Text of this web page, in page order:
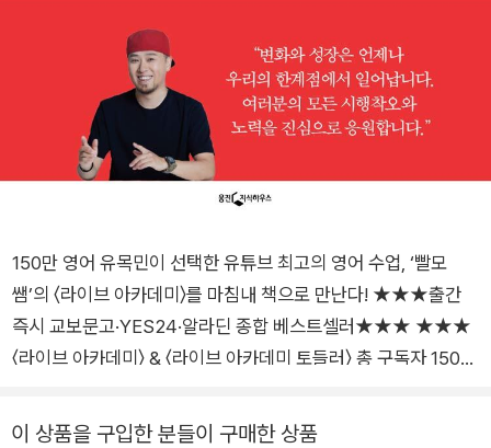
150만 영어 유목민이 선택한 유튜브 최고의 영어 수업, ‘빨모
쌤’의 〈라이브 아카데미〉를 마침내 책으로 만난다! ★★★출간
즉시 교보문고·YES24·알라딘 종합 베스트셀러★★★ ★★★
〈라이브 아카데미〉 & 〈라이브 아카데미 토들러〉 총 구독자 150만
생각합니다.” “어학 연수 가서 배우지 못한 걸 이제서야 알게 됐
이 상품을 구입한 분들이 구매한 상품